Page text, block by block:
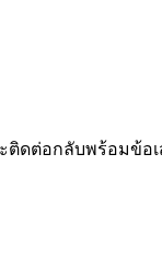
ติดต่อกลับพร้อมข้อ